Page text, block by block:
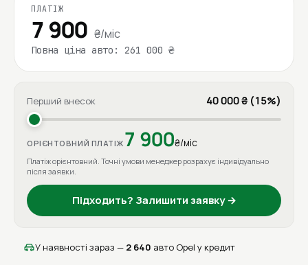
ПЛАТІЖ
7 900 ₴/міс
Повна ціна авто: 261 000 ₴
Перший внесок 40 000 ₴ (15%)
ОРІЄНТОВНИЙ ПЛАТІЖ 7 900₴/міс
Платіж орієнтовний. Точні умови менеджер розрахує індивідуально
після заявки.
Підходить? Залишити заявку →
У наявності зараз — 2 640 авто Opel у кредит